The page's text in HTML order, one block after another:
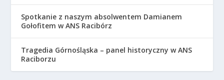
Spotkanie z naszym absolwentem Damianem
Gołofitem w ANS Racibórz
Tragedia Górnośląska – panel historyczny w ANS
Raciborzu